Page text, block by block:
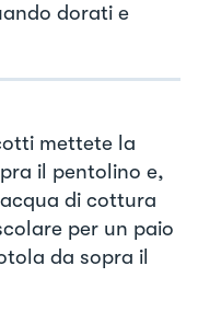
dorati e
mettete la
il pentolino e,
di cottura
per un paio
da sopra il